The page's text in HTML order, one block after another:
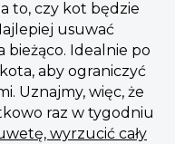
to, czy kot będzie
usuwać
bieżąco. Idealnie po
aby ograniczyć
Uznajmy, więc, że
raz w tygodniu
wyrzucić cały